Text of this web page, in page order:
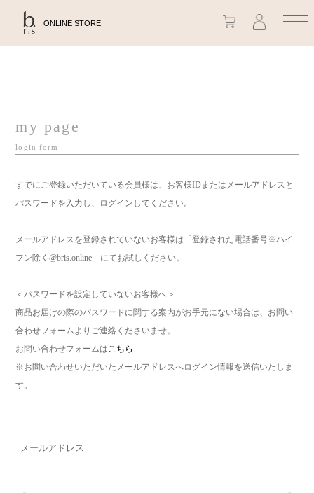
ONLINE STORE
my page
login form
すでにご登録いただいている会員様は、お客様IDまたはメールアドレスと
パスワードを入力し、ログインしてください。
メールアドレスを登録されていないお客様は「登録された電話番号※ハイ
フン除く@bris.online」にてお試しください。
＜パスワードを設定していないお客様へ＞
商品お届けの際のパスワードに関する案内がお手元にない場合は、お問い
合わせフォームよりご連絡くださいませ。
お問い合わせフォームはこちら
※お問い合わせいただいたメールアドレスへログイン情報を送信いたしま
す。
メールアドレス